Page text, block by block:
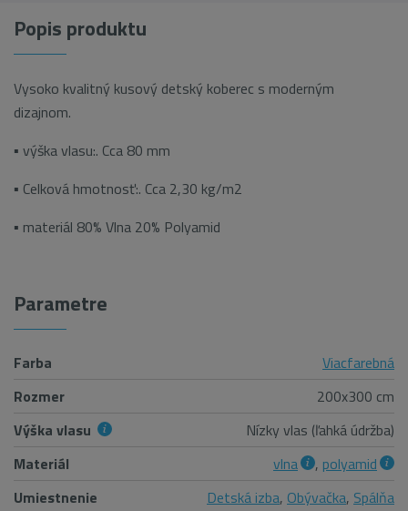
Popis produktu
Vysoko kvalitný kusový detský koberec s moderným
dizajnom.
▪ výška vlasu:. Cca 80 mm
▪ Celková hmotnosť:. Cca 2,30 kg/m2
▪ materiál 80% Vlna 20% Polyamid
Parametre
Farba
Viacfarebná
Rozmer
200x300 cm
Výška vlasu
Nízky vlas (ľahká údržba)
Materiál
vlna , polyamid
Umiestnenie
Detská izba, Obývačka, Spálňa